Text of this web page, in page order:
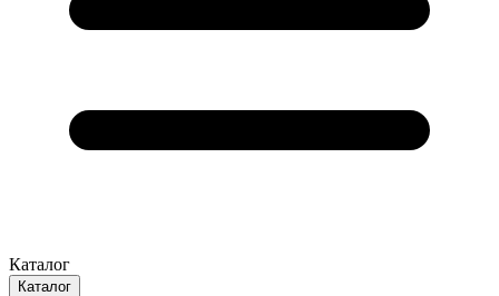
Каталог
Каталог